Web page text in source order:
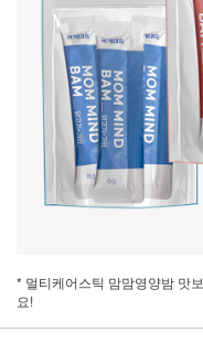
* 멀티케어스틱 맘맘영양밤 맛
요!